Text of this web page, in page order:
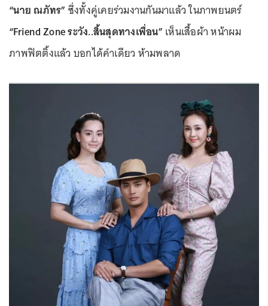
“นาย ณภัทร” ซึ่งทั้งคู่เคยร่วมงานกันมาแล้ว ในภาพยนตร์
“Friend Zone ระวัง..สิ้นสุดทางเพื่อน” เห็นเสื้อผ้า หน้าผม
ภาพฟิตติ้งแล้ว บอกได้คำเดียว ห้ามพลาด